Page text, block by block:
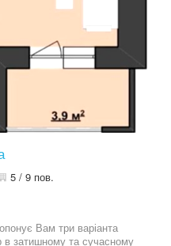
5 / 9 пов.
Вам три варіанта
в затишному та сучасному